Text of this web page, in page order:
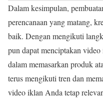
Dalam kesimpulan,
perencanaan yang matang,
baik. Dengan mengikuti
pun dapat menciptakan
dalam memasarkan produk
terus mengikuti tren dan
video iklan Anda tetap